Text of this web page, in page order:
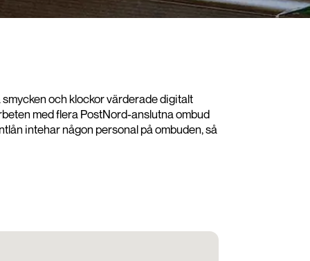
och klockor värderade digitalt
med flera PostNord-anslutna ombud
intehar någon personal på ombuden, så